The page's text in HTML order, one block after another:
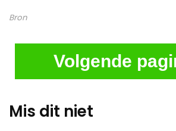
Bron
Volgende
Mis dit niet